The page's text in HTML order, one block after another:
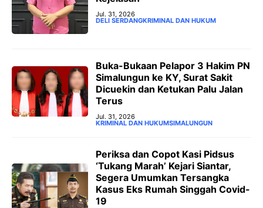
Jul. 31, 2026
DELI SERDANGKRIMINAL DAN HUKUM
‎Buka-Bukaan Pelapor 3 Hakim PN
Simalungun ke KY, Surat Sakit
Dicuekin dan Ketukan Palu Jalan
Terus ‎
Jul. 31, 2026
KRIMINAL DAN HUKUMSIMALUNGUN
‎Periksa dan Copot Kasi Pidsus
‘Tukang Marah’ Kejari Siantar,
Segera Umumkan Tersangka
Kasus Eks Rumah Singgah Covid-
19